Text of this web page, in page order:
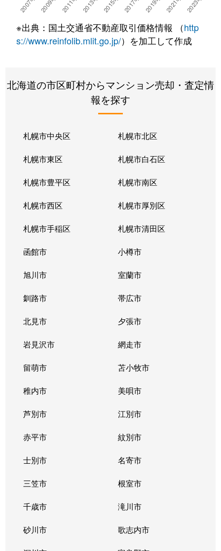
湯川町 780万円 湯の川温泉
徒歩4
湯浜町
450万円 函館アリーナ前
徒歩15
若松町
630万円 函館駅前 徒歩6
※出典：国土交通省不動産取引価格情報 （http
s://www.reinfolib.mlit.go.jp/）を加工して作成
北海道の市区町村からマンション売却・査定情
報を探す
札幌市中央区 札幌市北区
札幌市東区 札幌市白石区
札幌市豊平区 札幌市南区
札幌市西区 札幌市厚別区
札幌市手稲区 札幌市清田区
函館市 小樽市
旭川市 室蘭市
釧路市 帯広市
北見市 夕張市
岩見沢市 網走市
留萌市 苫小牧市
稚内市 美唄市
芦別市 江別市
赤平市 紋別市
士別市 名寄市
三笠市 根室市
千歳市 滝川市
砂川市 歌志内市